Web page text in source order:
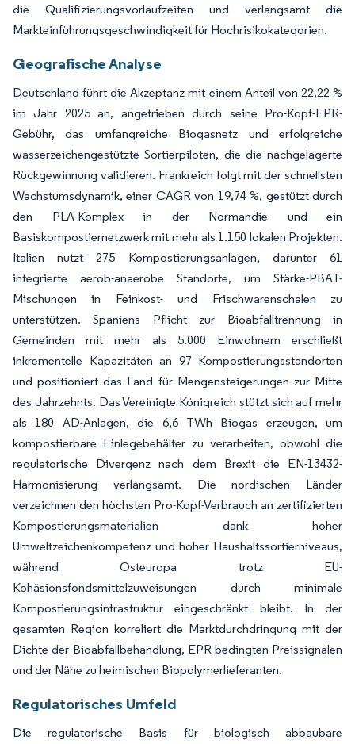
die Qualifizierungsvorlaufzeiten und verlangsamt die
Markteinführungsgeschwindigkeit für Hochrisikokategorien.
Geografische Analyse
Deutschland führt die Akzeptanz mit einem Anteil von 22,22 %
im Jahr 2025 an, angetrieben durch seine Pro-Kopf-EPR-
Gebühr, das umfangreiche Biogasnetz und erfolgreiche
wasserzeichengestützte Sortierpiloten, die die nachgelagerte
Rückgewinnung validieren. Frankreich folgt mit der schnellsten
Wachstumsdynamik, einer CAGR von 19,74 %, gestützt durch
den PLA-Komplex in der Normandie und ein
Basiskompostiernetzwerk mit mehr als 1.150 lokalen Projekten.
Italien nutzt 275 Kompostierungsanlagen, darunter 61
integrierte aerob-anaerobe Standorte, um Stärke-PBAT-
Mischungen in Feinkost- und Frischwarenschalen zu
unterstützen. Spaniens Pflicht zur Bioabfalltrennung in
Gemeinden mit mehr als 5.000 Einwohnern erschließt
inkrementelle Kapazitäten an 97 Kompostierungsstandorten
und positioniert das Land für Mengensteigerungen zur Mitte
des Jahrzehnts. Das Vereinigte Königreich stützt sich auf mehr
als 180 AD-Anlagen, die 6,6 TWh Biogas erzeugen, um
kompostierbare Einlegebehälter zu verarbeiten, obwohl die
regulatorische Divergenz nach dem Brexit die EN-13432-
Harmonisierung verlangsamt. Die nordischen Länder
verzeichnen den höchsten Pro-Kopf-Verbrauch an zertifizierten
Kompostierungsmaterialien dank hoher
Umweltzeichenkompetenz und hoher Haushaltssortierniveaus,
während Osteuropa trotz EU-
Kohäsionsfondsmittelzuweisungen durch minimale
Kompostierungsinfrastruktur eingeschränkt bleibt. In der
gesamten Region korreliert die Marktdurchdringung mit der
Dichte der Bioabfallbehandlung, EPR-bedingten Preissignalen
und der Nähe zu heimischen Biopolymerlieferanten.
Regulatorisches Umfeld
Die regulatorische Basis für biologisch abbaubare